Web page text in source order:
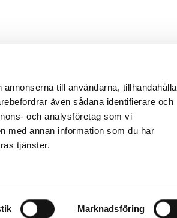
till användarna, tillhandahålla
även sådana identifierare och
och analysföretag som vi
med annan information som du har
tjänster.
Marknadsföring